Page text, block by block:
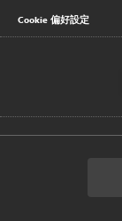
Cookie 偏好設定